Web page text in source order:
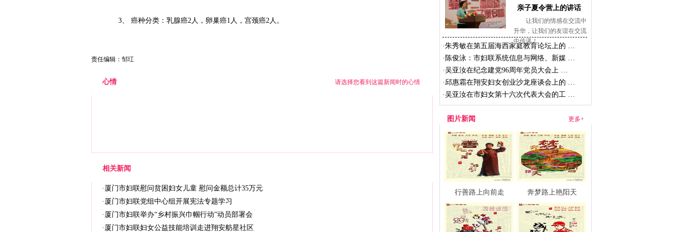
3、 癌种分类：乳腺癌2人，卵巢癌1人，宫颈癌2人。
责任编辑：邹玒
心情 请选择您看到这篇新闻时的心情
相关新闻
· 厦门市妇联慰问贫困妇女儿童 慰问金额总计35万元
· 厦门市妇联党组中心组开展宪法专题学习
· 厦门市妇联举办“乡村振兴巾帼行动”动员部署会
· 厦门市妇联妇女公益技能培训走进翔安舫星社区
亲子夏令营上的讲话
让我们的情感在交流中
升华，让我们的友谊在交流
中传递！
·朱秀敏在第五届海西家庭教育论坛上的 …
· 陈俊泳：市妇联系统信息与网络、新媒 …
·吴亚汝在纪念建党96周年党员大会上 …
·邱惠霜在翔安妇女创业沙龙座谈会上的 …
·吴亚汝在市妇女第十六次代表大会的工 …
图片新闻 更多+
行善路上向前走 奔梦路上艳阳天